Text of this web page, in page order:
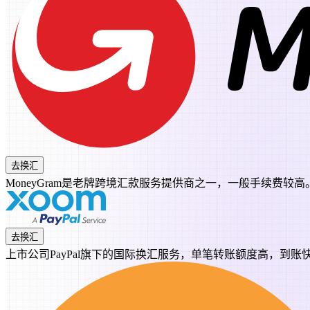
去换汇
MoneyGram是老牌跨境汇款服务提供商之一，一般手续费较高
去换汇
上市公司PayPal旗下的国际换汇服务，单笔转账额度高，到账